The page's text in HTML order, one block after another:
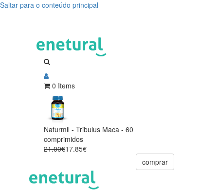
Saltar para o conteúdo principal
0 Items
Naturmil - Tribulus Maca - 60
comprimidos
21.00€17.85€
comprar